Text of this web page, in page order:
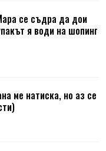
се съдра да дои
я води на шопинг
ме натиска, но аз се